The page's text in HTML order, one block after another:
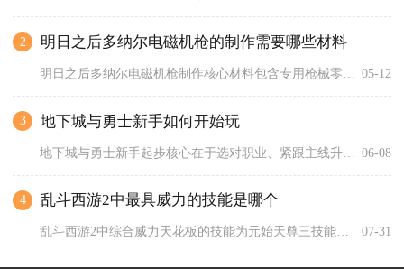
2 明日之后多纳尔电磁机枪的制作需要哪些材料
05-12
3 地下城与勇士新手如何开始玩
06-08
4 乱斗西游2中最具威力的技能是哪个
乱斗西游2中综合威力天花板的技能为元始天尊三技能道冲玄虚，该... 07-31